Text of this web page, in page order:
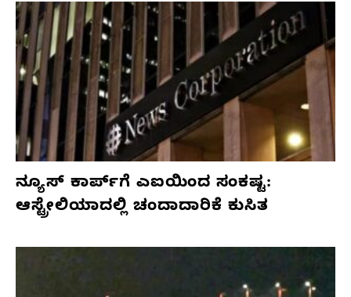
ನ್ಯೂಸ್ ಕಾರ್ಪ್‌ಗೆ ಎಐಯಿಂದ ಸಂಕಷ್ಟ:
ಆಸ್ಟ್ರೇಲಿಯಾದಲ್ಲಿ ಚಂದಾದಾರಿಕೆ ಕುಸಿತ